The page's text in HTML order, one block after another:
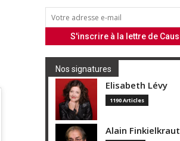
Nos signatures
Elisabeth Lévy
1190 Articles
Alain Finkielkraut